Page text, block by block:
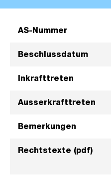
AS-Nummer
Beschlussdatum
Inkrafttreten
Ausserkrafttreten
Bemerkungen
Rechtstexte (pdf)